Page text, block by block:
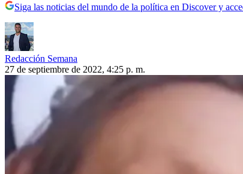
Siga las noticias del mundo de la política en Discover y
Redacción Semana
27 de septiembre de 2022, 4:25 p. m.